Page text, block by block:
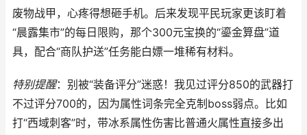
废物战甲，心疼得想砸手机。后来发现平民玩家更该盯着
“晨露集市”的每日限购，那个300元宝换的“鎏金算盘”道
具，配合“商队护送”任务能白嫖一堆稀有材料。
特别提醒：别被“装备评分”迷惑！我见过评分850的武器打
不过评分700的，因为属性词条完全克制boss弱点。比如
打“西域刺客”时，带冰系属性伤害比普通火属性直接多出